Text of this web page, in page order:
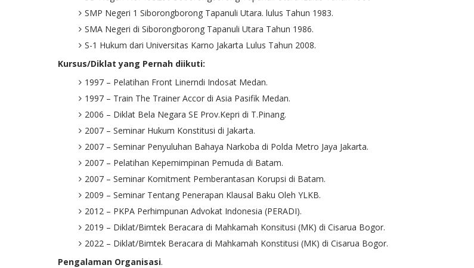
SMP Negeri 1 Siborongborong Tapanuli Utara. lulus Tahun 1983.
SMA Negeri di Siborongborong Tapanuli Utara Tahun 1986.
S-1 Hukum dari Universitas Karno Jakarta Lulus Tahun 2008.
Kursus/Diklat yang Pernah diikuti:
1997 – Pelatihan Front Linerndi Indosat Medan.
1997 – Train The Trainer Accor di Asia Pasifik Medan.
2006 – Diklat Bela Negara SE Prov.Kepri di T.Pinang.
2007 – Seminar Hukum Konstitusi di Jakarta.
2007 – Seminar Penyuluhan Bahaya Narkoba di Polda Metro Jaya Jakarta.
2007 – Pelatihan Kepemimpinan Pemuda di Batam.
2007 – Seminar Komitment Pemberantasan Korupsi di Batam.
2009 – Seminar Tentang Penerapan Klausal Baku Oleh YLKB.
2012 – PKPA Perhimpunan Advokat Indonesia (PERADI).
2019 – Diklat/Bimtek Beracara di Mahkamah Konsitusi (MK) di Cisarua Bogor.
2022 – Diklat/Bimtek Beracara di Mahkamah Konstitusi (MK) di Cisarua Bogor.
Pengalaman Organisasi.